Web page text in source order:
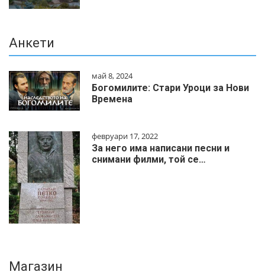
Анкети
май 8, 2024
Богомилите: Стари Уроци за Нови
Времена
февруари 17, 2022
За него има написани песни и
снимани филми, той се…
Магазин